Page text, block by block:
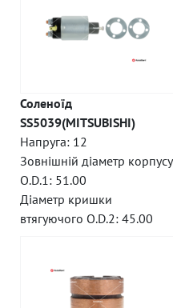
Соленоїд
SS5039(MITSUBISHI)
Напруга: 12
Зовнішній діаметр корпусу
O.D.1: 51.00
Діаметр кришки
втягуючого O.D.2: 45.00